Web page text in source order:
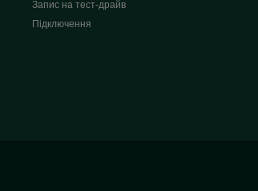
Запис на тест-драйв
Підключення